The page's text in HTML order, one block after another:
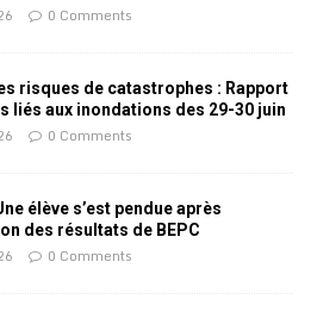
0 Comments
risques de catastrophes : Rapport
liés aux inondations des 29-30 juin
0 Comments
élève s’est pendue après
des résultats de BEPC
0 Comments